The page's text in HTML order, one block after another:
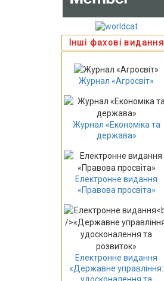
Інші фахові видання
Журнал «Агросвіт»
Журнал «Економіка та
держава»
Електронне видання
«Правова просвіта»
Електронне видання
«Державне управління: